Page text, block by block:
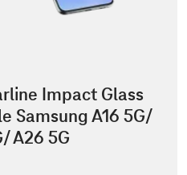
Impact Glass
Samsung A16 5G/
A26 5G